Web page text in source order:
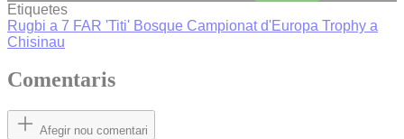
Etiquetes
Rugbi a 7 FAR 'Titi' Bosque Campionat d'Europa Trophy a
Chisinau
Comentaris
Afegir nou comentari